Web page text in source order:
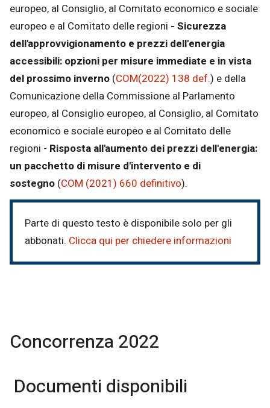
europeo, al Consiglio, al Comitato economico e sociale
europeo e al Comitato delle regioni - Sicurezza
dell'approvvigionamento e prezzi dell'energia
accessibili: opzioni per misure immediate e in vista
del prossimo inverno (COM(2022) 138 def.) e della
Comunicazione della Commissione al Parlamento
europeo, al Consiglio europeo, al Consiglio, al Comitato
economico e sociale europeo e al Comitato delle
regioni - Risposta all'aumento dei prezzi dell'energia:
un pacchetto di misure d'intervento e di
sostegno (COM (2021) 660 definitivo).
Parte di questo testo è disponibile solo per gli
abbonati. Clicca qui per chiedere informazioni
Concorrenza 2022
Documenti disponibili